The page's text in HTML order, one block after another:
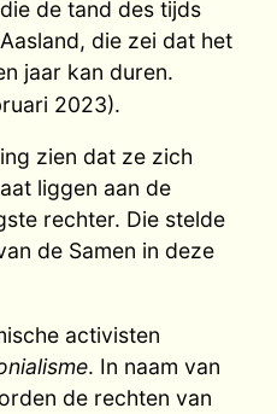
de tand des tijds
die zei dat het
jaar kan duren.
2023).
zien dat ze zich
liggen aan de
rechter. Die stelde
de Samen in deze
activisten
. In naam van
de rechten van